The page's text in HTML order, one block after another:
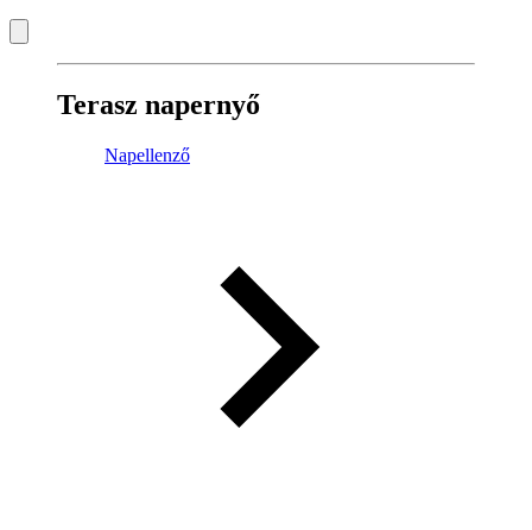
Terasz napernyő
Napellenző